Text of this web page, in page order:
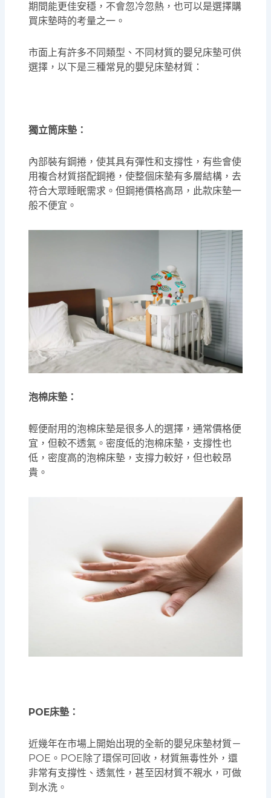
期間能更佳安穩，不會忽冷忽熱，也可以是選擇購
買床墊時的考量之一。
市面上有許多不同類型、不同材質的嬰兒床墊可供
選擇，以下是三種常見的嬰兒床墊材質：
獨立筒床墊：
內部裝有鋼捲，使其具有彈性和支撐性，有些會使
用複合材質搭配鋼捲，使整個床墊有多層結構，去
符合大眾睡眠需求。但鋼捲價格高昂，此款床墊一
般不便宜。
泡棉床墊：
輕便耐用的泡棉床墊是很多人的選擇，通常價格便
宜，但較不透氣。密度低的泡棉床墊，支撐性也
低，密度高的泡棉床墊，支撐力較好，但也較昂
貴。
POE床墊：
近幾年在市場上開始出現的全新的嬰兒床墊材質－
POE。POE除了環保可回收，材質無毒性外，還
非常有支撐性、透氣性，甚至因材質不親水，可做
到水洗。